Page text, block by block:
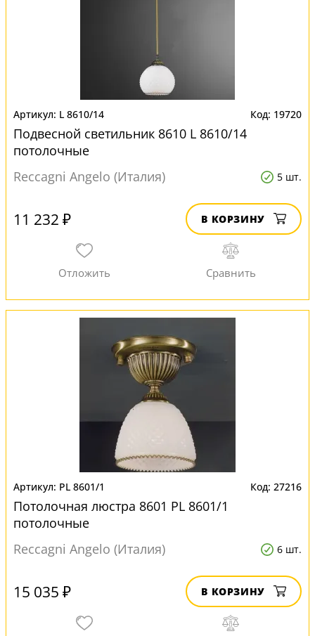
L 8610/14 19720
Подвесной светильник 8610 L 8610/14
потолочные
Reccagni Angelo (Италия)
5 шт.
11 232 ₽ В КОРЗИНУ
PL 8601/1 27216
Потолочная люстра 8601 PL 8601/1
потолочные
Reccagni Angelo (Италия)
6 шт.
15 035 ₽ В КОРЗИНУ